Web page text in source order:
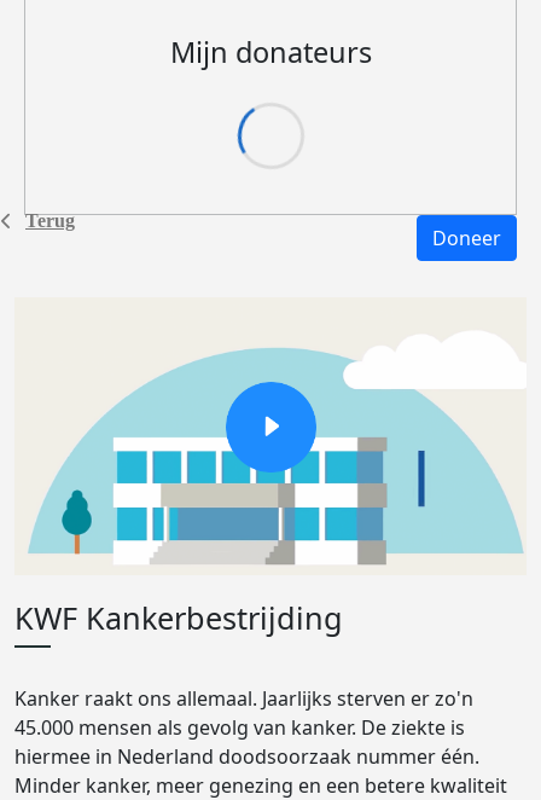
Terug
Mijn donateurs
Doneer
KWF Kankerbestrijding
Kanker raakt ons allemaal. Jaarlijks sterven er zo'n
45.000 mensen als gevolg van kanker. De ziekte is
hiermee in Nederland doodsoorzaak nummer één.
Minder kanker, meer genezing en een betere kwaliteit